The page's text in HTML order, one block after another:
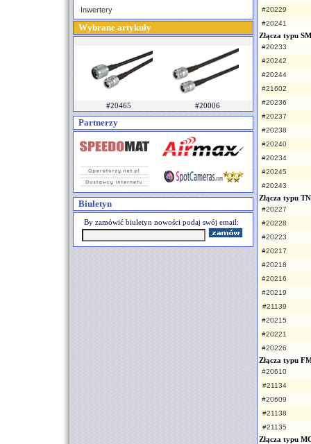
Inwertery
Wybrane artykuły
#20465 #20006
Partnerzy
Biuletyn
By zamówić biuletyn nowości podaj swój email:
#20229
#20241
Złącza typu
#20233
#20242
#20244
#21602
#20236
#20237
#20238
#20240
#20234
#20245
#20243
Złącza typu
#20227
#20228
#20223
#20217
#20218
#20216
#20219
#21139
#20215
#20221
#20226
Złącza typu
#20610
#21134
#20609
#21138
#21135
Złącza typu